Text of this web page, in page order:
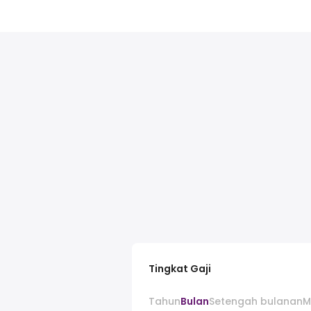
Tingkat Gaji
TahunBulanSetengah bulanan